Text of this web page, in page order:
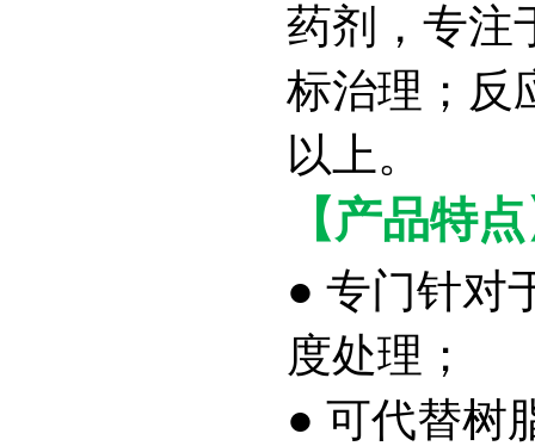
药剂，专注
标治理；反
以上。
【产品特
● 专门针对
度处理；
● 可代替树